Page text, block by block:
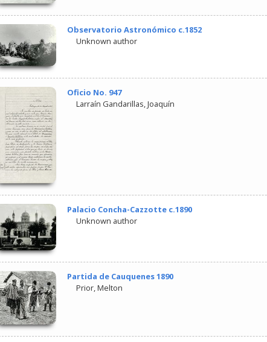
Observatorio Astronómico c.1852
Unknown author
Oficio No. 947
Larraín Gandarillas, Joaquín
Palacio Concha-Cazzotte c.1890
Unknown author
Partida de Cauquenes 1890
Prior, Melton